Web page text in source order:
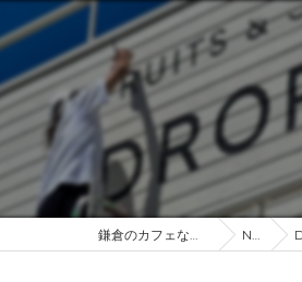
鎌倉のカフェなら産地直送のDROP IN NEWS